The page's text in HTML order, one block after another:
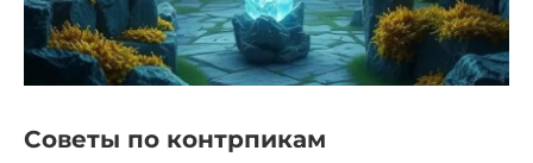
Советы по контрпикам